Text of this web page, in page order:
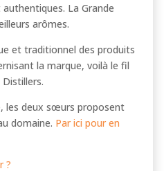
La Grande
arômes.
et traditionnel des produits
la marque, voilà le fil
les deux sœurs proposent
domaine. Par ici pour en
?